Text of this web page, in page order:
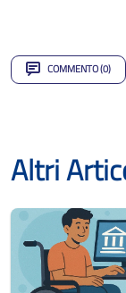
COMMENTO (0)
Altri